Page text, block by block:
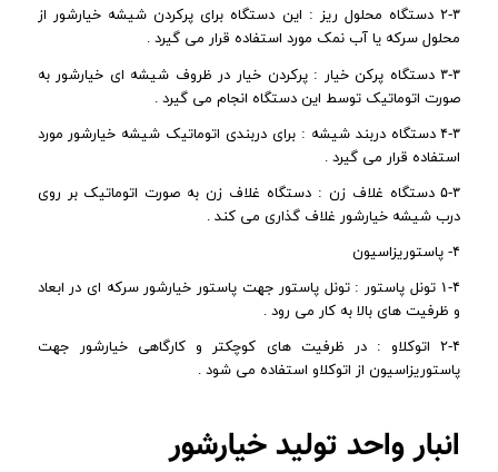
۲-۳ دستگاه محلول ریز : این دستگاه برای پرکردن شیشه خیارشور از
محلول سرکه یا آب نمک مورد استفاده قرار می گیرد .
۳-۳ دستگاه پرکن خیار : پرکردن خیار در ظروف شیشه ای خیارشور به
صورت اتوماتیک توسط این دستگاه انجام می گیرد .
۴-۳ دستگاه دربند شیشه : برای دربندی اتوماتیک شیشه خیارشور مورد
استفاده قرار می گیرد .
۵-۳ دستگاه غلاف زن : دستگاه غلاف زن به صورت اتوماتیک بر روی
درب شیشه خیارشور غلاف گذاری می کند .
۴- پاستوریزاسیون
۱-۴ تونل پاستور : تونل پاستور جهت پاستور خیارشور سرکه ای در ابعاد
و ظرفیت های بالا به کار می رود .
۲-۴ اتوکلاو : در ظرفیت های کوچکتر و کارگاهی خیارشور جهت
پاستوریزاسیون از اتوکلاو استفاده می شود .
انبار واحد تولید خیارشور